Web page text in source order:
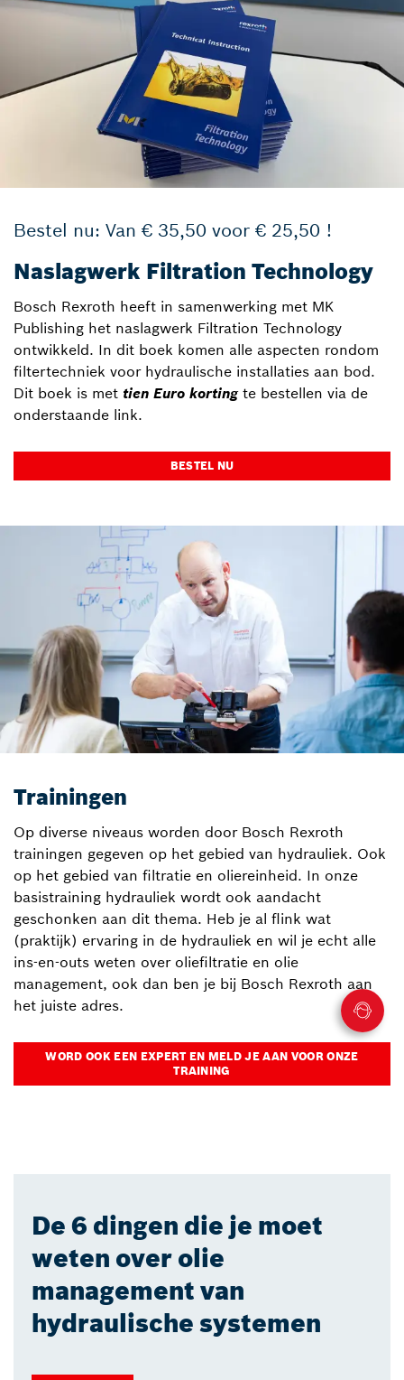
Bestel nu: Van € 35,50 voor € 25,50 !
Naslagwerk Filtration Technology
Bosch Rexroth heeft in samenwerking met MK
Publishing het naslagwerk Filtration Technology
ontwikkeld. In dit boek komen alle aspecten rondom
filtertechniek voor hydraulische installaties aan bod.
Dit boek is met tien Euro kortingte bestellen via de
onderstaande link.
BESTEL NU
Trainingen
Op diverse niveaus worden door Bosch Rexroth
trainingen gegeven op het gebied van hydrauliek. Ook
op het gebied van filtratie en oliereinheid. In onze
basistraining hydrauliek wordt ook aandacht
geschonken aan dit thema. Heb je al flink wat
(praktijk) ervaring in de hydrauliek en wil je echt alle
ins-en-outs weten over oliefiltratie en olie
management, ook dan ben je bij Bosch Rexroth aan
het juiste adres.
WORD OOK EEN EXPERT EN MELD JE AAN VOOR ONZE
TRAINING
De 6 dingen die je moet
weten over olie
management van
hydraulische systemen